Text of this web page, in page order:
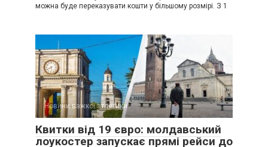
можна буде переказувати кошти у більшому розмірі. З 1
Новини важкої атлетики
Квитки від 19 євро: молдавський
лоукостер запускає прямі рейси до